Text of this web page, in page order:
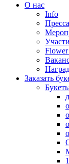
О нас
Info
Flower
Заказать